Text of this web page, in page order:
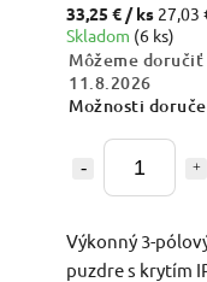
33,25 € / ks 27,03
Skladom (6 ks)
Môžeme doručiť
11.8.2026
Možnosti
Výkonný 3-
puzdre s krytím